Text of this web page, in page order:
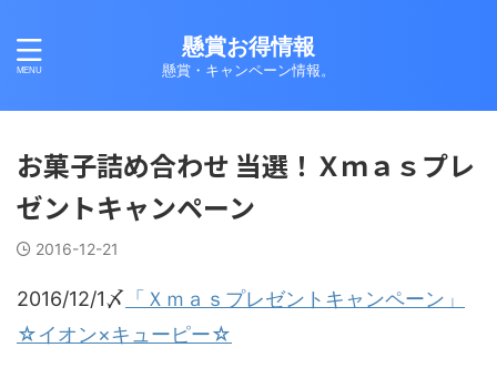
懸賞お得情報
懸賞・キャンペーン情報。
お菓子詰め合わせ 当選！Ｘｍａｓプレ
ゼントキャンペーン
2016-12-21
2016/12/1〆 「Ｘｍａｓプレゼントキャンペーン」
☆イオン×キューピー☆